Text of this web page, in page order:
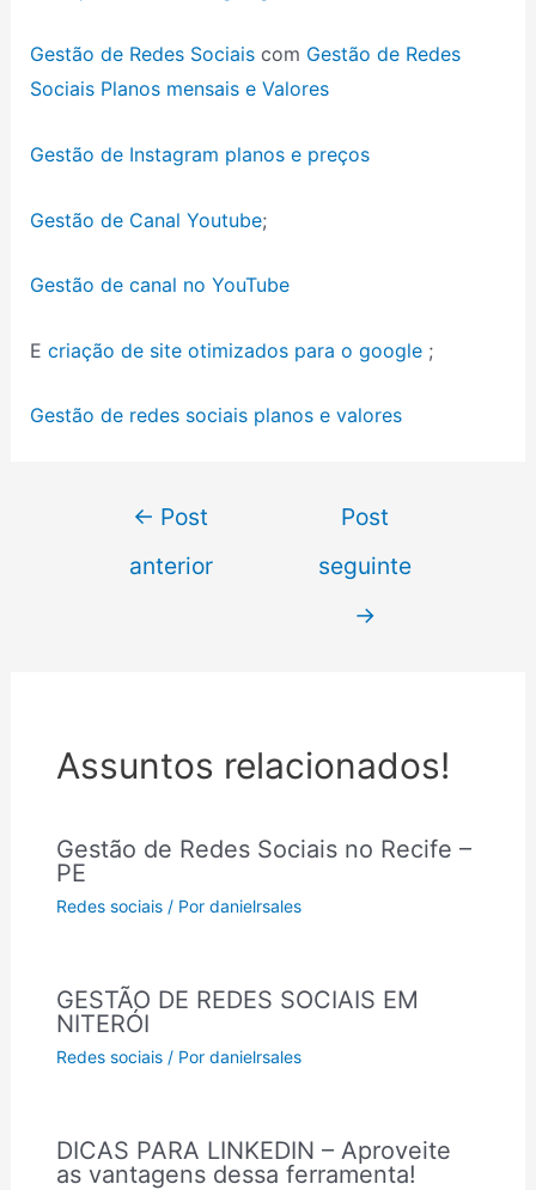
Gestão de Redes Sociaiscom Gestão de Redes
Sociais Planos mensais e Valores
Gestão de Instagram planos e preços
Gestão de Canal Youtube;
Gestão de canal no YouTube
E criação de site otimizados para o google;
Gestão de redes sociais planos e valores
← Post
anterior
Post
seguinte
→
Assuntos relacionados!
Gestão de Redes Sociais no Recife –
PE
Redes sociais / Pordanielrsales
GESTÃO DE REDES SOCIAIS EM
NITERÓI
Redes sociais / Pordanielrsales
DICAS PARA LINKEDIN – Aproveite
as vantagens dessa ferramenta!